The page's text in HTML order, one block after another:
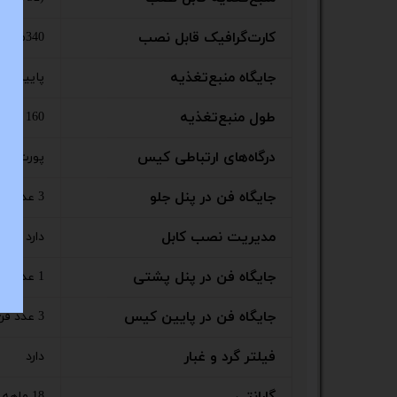
کارت‌گرافیک قابل نصب 340میلی‌متر
جایگاه منبع‌تغذیه پایین
طول منبع‌تغذیه 160 میلی‌متر
درگاه‌های ارتباطی کیس پورت USB2.0, پورت USB3.0, ورودی میکروفن, خروجی صدا
جایگاه فن در پنل جلو 3 عدد فن 120 میلی‌متری
مدیریت نصب کابل دارد
جایگاه فن در پنل پشتی 1 عدد 120 میلی متری
جایگاه فن در پایین کیس 3 عدد فن 120 میلی‌متری
فیلتر گرد و غبار دارد